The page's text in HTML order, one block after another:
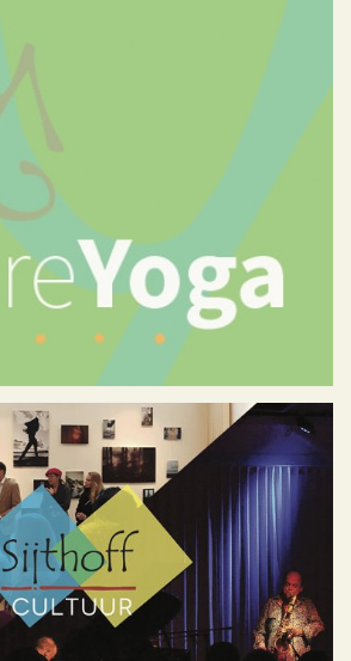
MareYoga
Portfolio
2017 en 2018
Geen categorie